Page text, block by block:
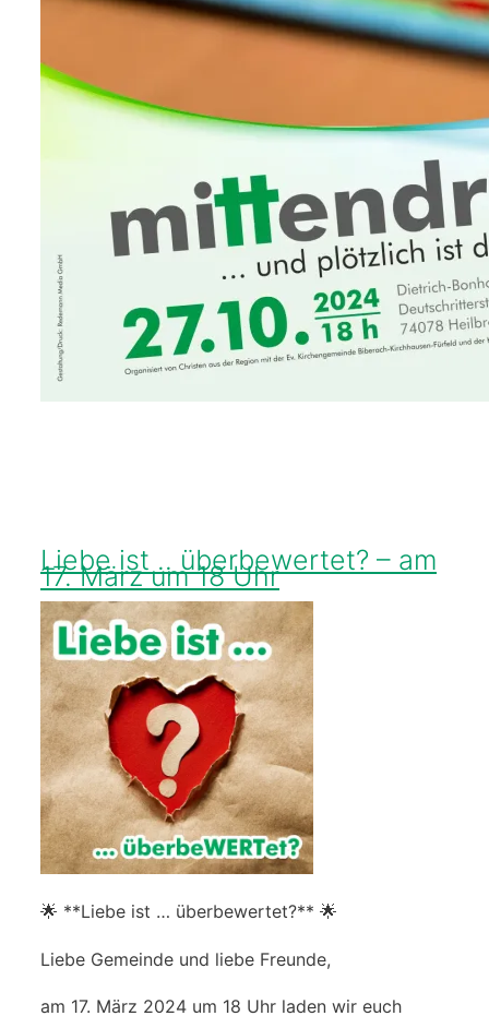
Liebe ist .. überbewertet? – am
17. März um 18 Uhr
🌟 **Liebe ist … überbewertet?** 🌟
Liebe Gemeinde und liebe Freunde,
am 17. März 2024 um 18 Uhr laden wir euch